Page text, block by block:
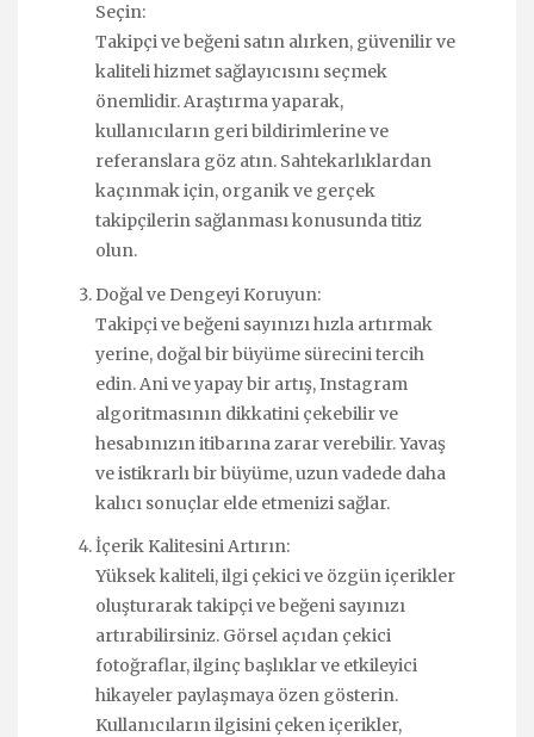
Seçin:
Takipçi ve beğeni satın alırken, güvenilir ve
kaliteli hizmet sağlayıcısını seçmek
önemlidir. Araştırma yaparak,
kullanıcıların geri bildirimlerine ve
referanslara göz atın. Sahtekarlıklardan
kaçınmak için, organik ve gerçek
takipçilerin sağlanması konusunda titiz
olun.
Doğal ve Dengeyi Koruyun:
Takipçi ve beğeni sayınızı hızla artırmak
yerine, doğal bir büyüme sürecini tercih
edin. Ani ve yapay bir artış, Instagram
algoritmasının dikkatini çekebilir ve
hesabınızın itibarına zarar verebilir. Yavaş
ve istikrarlı bir büyüme, uzun vadede daha
kalıcı sonuçlar elde etmenizi sağlar.
İçerik Kalitesini Artırın:
Yüksek kaliteli, ilgi çekici ve özgün içerikler
oluşturarak takipçi ve beğeni sayınızı
artırabilirsiniz. Görsel açıdan çekici
fotoğraflar, ilginç başlıklar ve etkileyici
hikayeler paylaşmaya özen gösterin.
Kullanıcıların ilgisini çeken içerikler,